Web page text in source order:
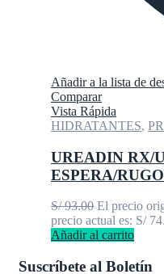
Añadir a la lista de
Comparar
Vista Rápida
HIDRATANTES,
UREADIN RX/
ESPERA/
S/93.00 El precio
precio actual es: S/
Añadir al carrito
Suscríbete al Boletín